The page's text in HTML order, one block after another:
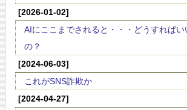
[2026-01-02]
AIにここまでされると・・・どうすればい
の？
[2024-06-03]
これがSNS詐欺か
[2024-04-27]